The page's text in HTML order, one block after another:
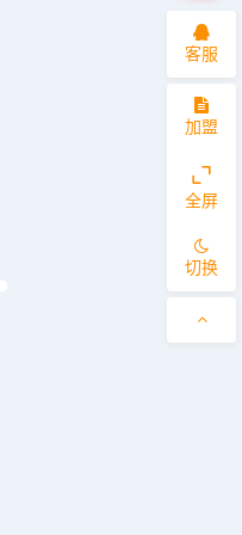
客服
加盟
全屏
切换